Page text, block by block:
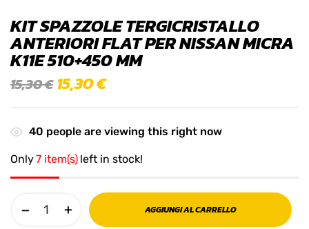
KIT SPAZZOLE TERGICRISTALLO
ANTERIORI FLAT PER NISSAN MICRA
K11E 510+450 MM
15,30€ 15,30€
40 people are viewing this right now
Only7 item(s) left in stock!
AGGIUNGI AL CARRELLO